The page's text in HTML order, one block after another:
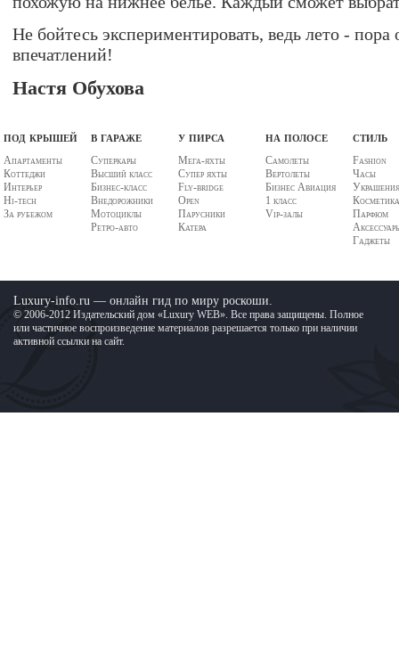
Не бойтесь экспериментировать, ведь лето -
впечатлений!
Настя Обухова
под крышей
Апартаменты
Коттеджи
Интерьер
Hi-tech
За рубежом
в гараже
Суперкары
Высший класс
Бизнес-класс
Внедорожники
Мотоциклы
Ретро-авто
у пирса
Мега-яхты
Супер яхты
Fly-bridge
Open
Парусники
Катера
на полосе
Самолеты
Вертолеты
Бизнес Авиация
1 класс
Vip-залы
стиль
Fashion
Часы
Парфюм
Гаджеты
Luxury-info.ru — онлайн гид по миру роскоши.
© 2006-2012 Издательский дом «Luxury WEB». Все права защищены. Полное
или частичное воспроизведение материалов разрешается только при наличии
активной ссылки на сайт.